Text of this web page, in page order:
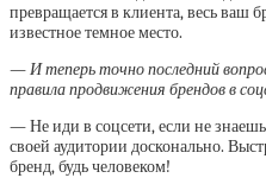
превращается в клиента, весь ваш
известное темное место.
— И теперь точно последний
правила продвижения брендов в
— Не иди в соцсети, если не
своей аудитории досконально.
бренд, будь человеком!